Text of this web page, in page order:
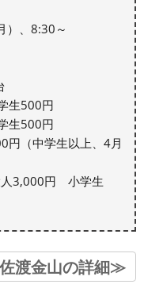
）、8:30～
生500円
500円
中学生以上、4月
3,000円 小学生
渡金山の詳細≫